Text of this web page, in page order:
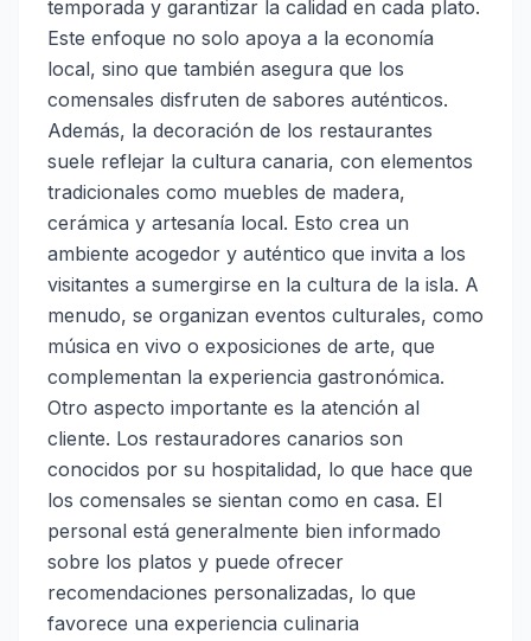
temporada y garantizar la calidad en cada plato.
Este enfoque no solo apoya a la economía
local, sino que también asegura que los
comensales disfruten de sabores auténticos.
Además, la decoración de los restaurantes
suele reflejar la cultura canaria, con elementos
tradicionales como muebles de madera,
cerámica y artesanía local. Esto crea un
ambiente acogedor y auténtico que invita a los
visitantes a sumergirse en la cultura de la isla. A
menudo, se organizan eventos culturales, como
música en vivo o exposiciones de arte, que
complementan la experiencia gastronómica.
Otro aspecto importante es la atención al
cliente. Los restauradores canarios son
conocidos por su hospitalidad, lo que hace que
los comensales se sientan como en casa. El
personal está generalmente bien informado
sobre los platos y puede ofrecer
recomendaciones personalizadas, lo que
favorece una experiencia culinaria